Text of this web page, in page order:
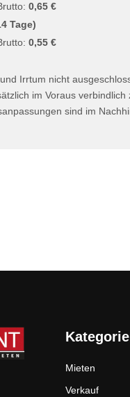
0,65 €
Tage)
0,55 €
Irrtum nicht
im Voraus verbindlich
sind im
Mieten
Verkauf